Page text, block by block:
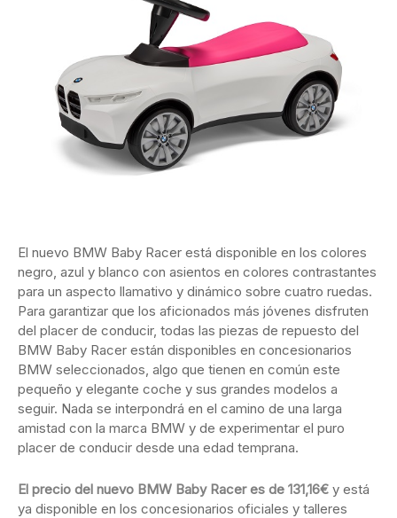
El nuevo BMW Baby Racer está disponible en los colores
negro, azul y blanco con asientos en colores contrastantes
para un aspecto llamativo y dinámico sobre cuatro ruedas.
Para garantizar que los aficionados más jóvenes disfruten
del placer de conducir, todas las piezas de repuesto del
BMW Baby Racer están disponibles en concesionarios
BMW seleccionados, algo que tienen en común este
pequeño y elegante coche y sus grandes modelos a
seguir. Nada se interpondrá en el camino de una larga
amistad con la marca BMW y de experimentar el puro
placer de conducir desde una edad temprana.
El precio del nuevo BMW Baby Racer es de 131,16€ y está
ya disponible en los concesionarios oficiales y talleres